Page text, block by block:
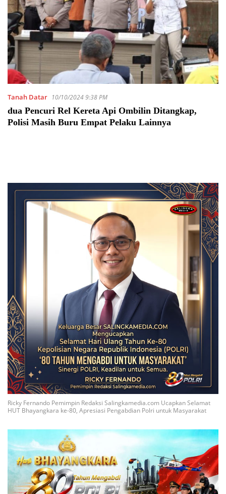
Tanah Datar 10/10/2024 9:38 PM
dua Pencuri Rel Kereta Api Ombilin Ditangkap,
Polisi Masih Buru Empat Pelaku Lainnya
Ricky Fernando Pemimpin Redaksi Salingkamedia.com Ucapkan Selamat
HUT Bhayangkara ke-80, Apresiasi Pengabdian Polri untuk Masyarakat